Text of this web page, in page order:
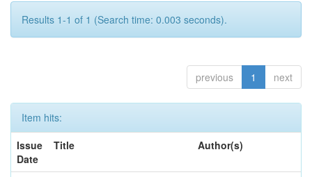
Results 1-1 of 1 (Search time: 0.003 seconds).
previous 1 next
Item hits:
Issue
Date
Title Author(s)